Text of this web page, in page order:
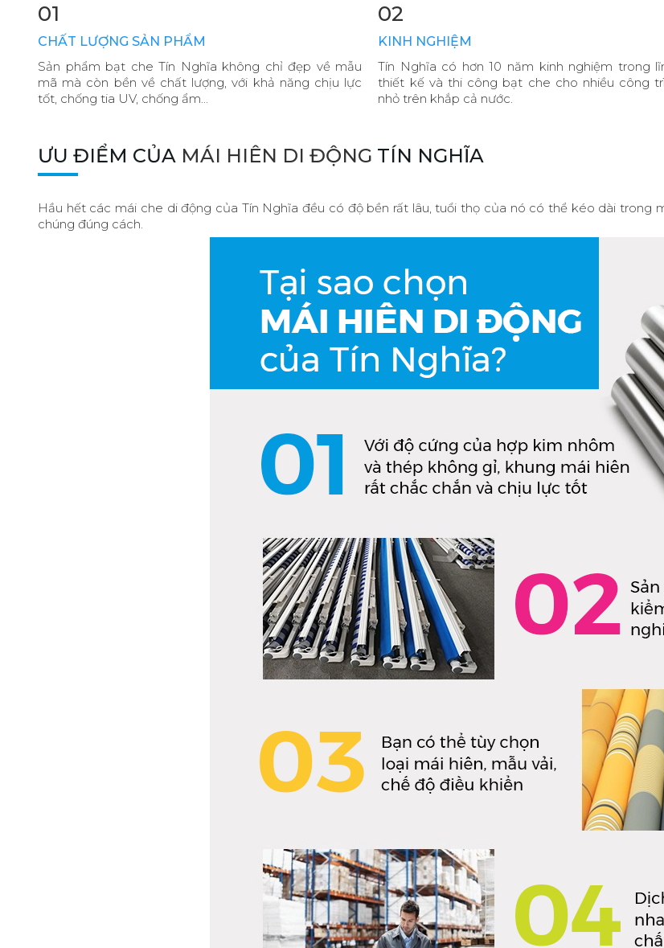
01
CHẤT LƯỢNG SẢN PHẨM
Sản phẩm bạt che Tín Nghĩa không chỉ đẹp về mẫu
mã mà còn bền về chất lượng, với khả năng chịu lực
tốt, chống tia UV, chống ẩm...
02
KINH NGHIỆM
Tín Nghĩa có hơn 10 năm kinh nghiệm trong
thiết kế và thi công bạt che cho nhiều công
nhỏ trên khắp cả nước.
ƯU ĐIỂM CỦA MÁI HIÊN DI ĐỘNG TÍN NGHĨA
Hầu hết các mái che di động của Tín Nghĩa đều có độ bền rất lâu, tuổi thọ của nó có thể kéo dài trong
chúng đúng cách.